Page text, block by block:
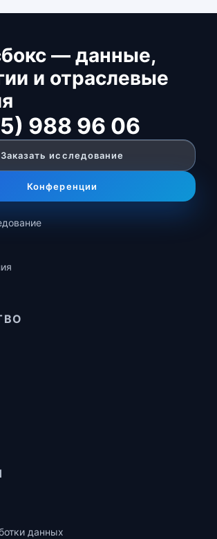
— данные,
и отраслевые
988 96 06
Заказать исследование
Конференции
данных